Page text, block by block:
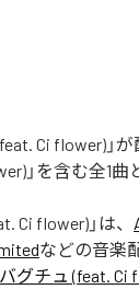
Ci flower)」
」を含む全1曲
Ci flower) 」は、
などの音楽
バグチュ (feat. Ci